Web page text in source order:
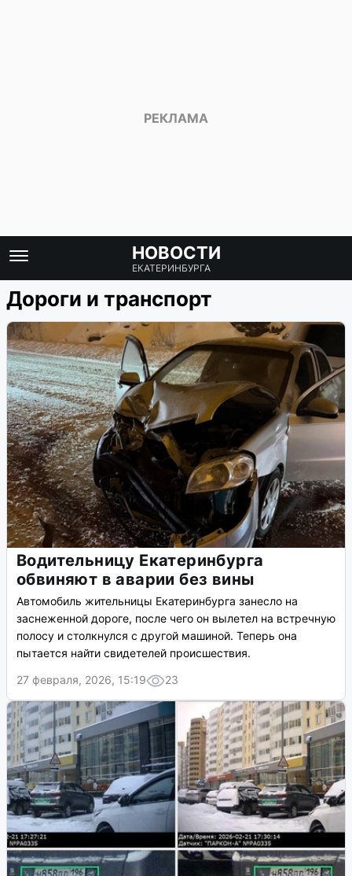
НОВОСТИ
ЕКАТЕРИНБУРГА
Дороги и транспорт
Водительницу Екатеринбурга
обвиняют в аварии без вины
Автомобиль жительницы Екатеринбурга занесло на
заснеженной дороге, после чего он вылетел на встречную
полосу и столкнулся с другой машиной. Теперь она
пытается найти свидетелей происшествия.
27 февраля, 2026, 15:19
23